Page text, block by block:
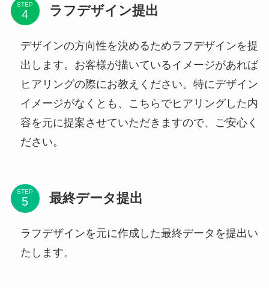
STEP ラフデザイン提出
デザインの方向性を決めるためラフデザインを提
出します。お客様が描いているイメージがあれば
ヒアリングの際にお教えください。特にデザイン
イメージがなくとも、こちらでヒアリングした内
容を元に提案させていただきますので、ご安心く
ださい。
STEP 最終データ提出
ラフデザインを元に作成した最終データを提出い
たします。